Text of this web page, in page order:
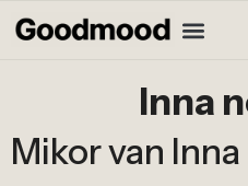
Inna
Mikor van